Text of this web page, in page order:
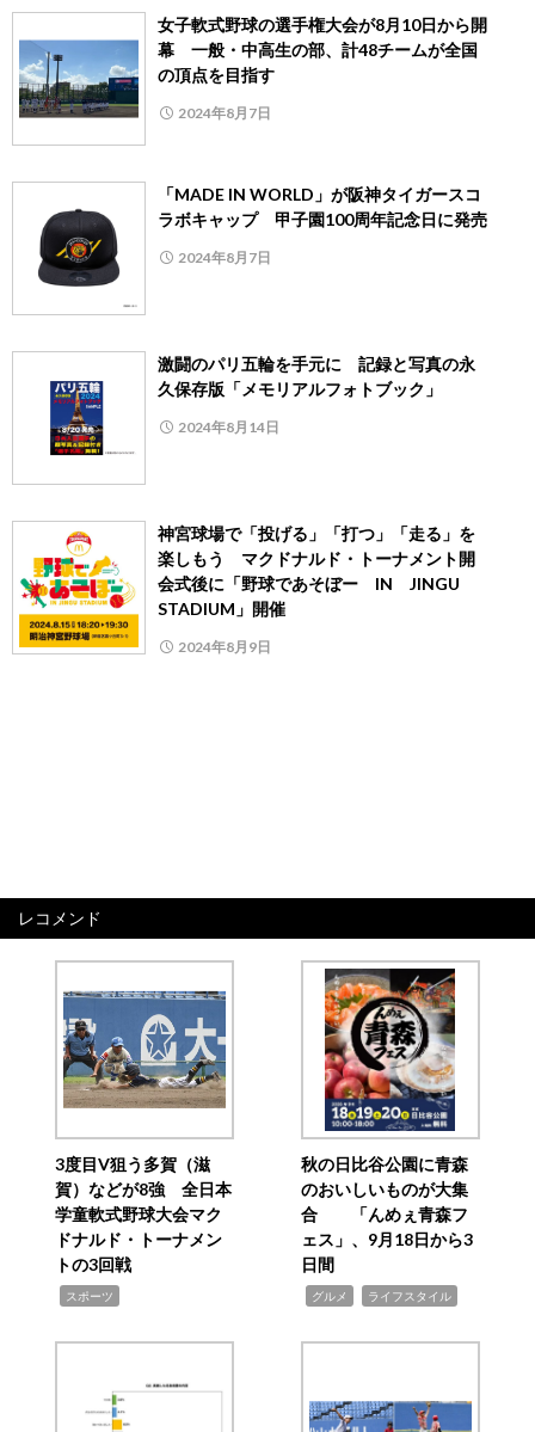
女子軟式野球の選手権大会が8月10日から開
幕 一般・中高生の部、計48チームが全国
の頂点を目指す
2024年8月7日
「MADE IN WORLD」が阪神タイガースコ
ラボキャップ 甲子園100周年記念日に発売
2024年8月7日
激闘のパリ五輪を手元に 記録と写真の永
久保存版「メモリアルフォトブック」
2024年8月14日
神宮球場で「投げる」「打つ」「走る」を
楽しもう マクドナルド・トーナメント開
会式後に「野球であそぼー IN JINGU
STADIUM」開催
2024年8月9日
レコメンド
3度目V狙う多賀（滋
賀）などが8強 全日本
学童軟式野球大会マク
ドナルド・トーナメン
トの3回戦
スポーツ
秋の日比谷公園に青森
のおいしいものが大集
合 「んめぇ青森フ
ェス」、9月18日から3
日間
グルメ ライフスタイル